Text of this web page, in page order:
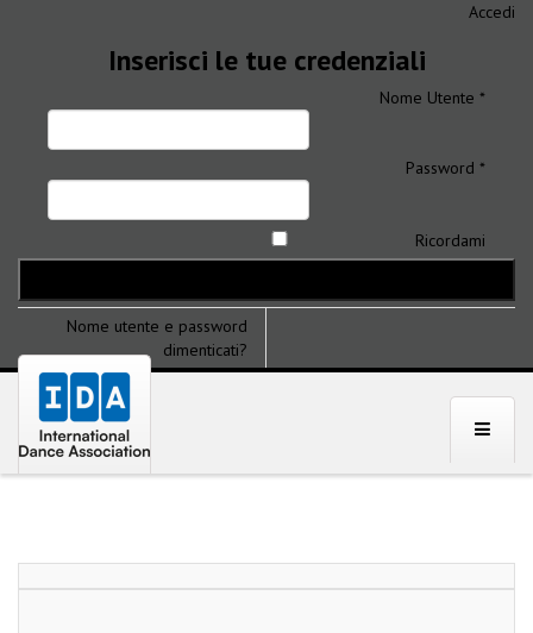
Accedi
Inserisci le tue credenziali
Nome Utente *
Password *
Ricordami
Nome utente e password
dimenticati?